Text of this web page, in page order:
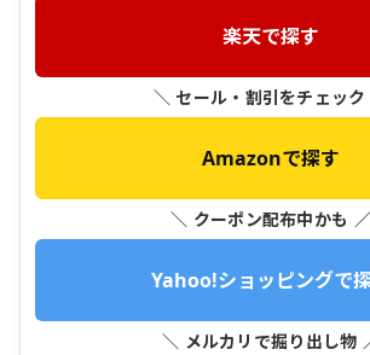
楽天で探す
＼ セール・割引をチェック
Amazonで探す
＼ クーポン配布中かも ／
Yahoo!ショッピングで
＼ メルカリで掘り出し物